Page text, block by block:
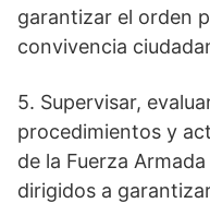
garantizar el orden
convivencia
5. Supervisar,
procedimientos y
de la Fuerza
dirigidos a